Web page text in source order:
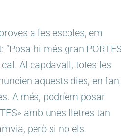
a les escoles, em
“Posa-hi més gran PORTES
cal. Al capdavall, totes les
aquests dies, en fan,
A més, podríem posar
amb unes lletres tan
però si no els